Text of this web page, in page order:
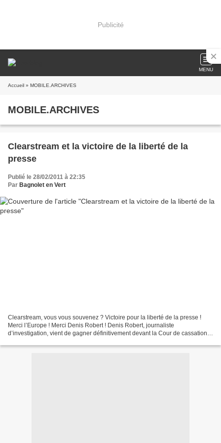
Publicité
MENU
Accueil » MOBILE.ARCHIVES
MOBILE.ARCHIVES
Clearstream et la victoire de la liberté de la
presse
Publié le 28/02/2011 à 22:35
Par Bagnolet en Vert
Clearstream, vous vous souvenez ? Victoire pour la liberté de la presse !
Merci l’Europe ! Merci Denis Robert ! Denis Robert, journaliste
d’investigation, vient de gagner définitivement devant la Cour de cassation,